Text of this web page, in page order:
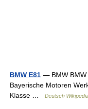
BMW E81 — BMW BMW
Bayerische Motoren
Klasse …
Deutsch Wikipedia